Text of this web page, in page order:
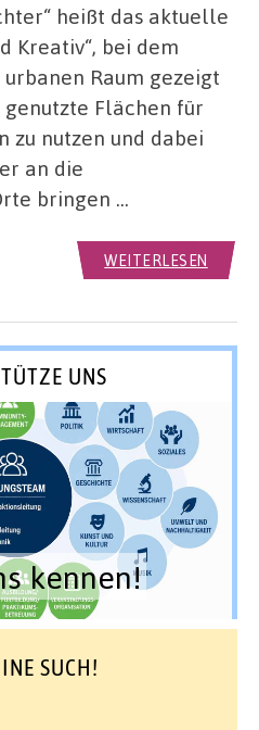
heißt das aktuelle
Kreativ“, bei dem
Raum gezeigt
Flächen für
zu nutzen und dabei
an die
bringen …
WEITERLESEN
UNS
kennen!
SUCH!